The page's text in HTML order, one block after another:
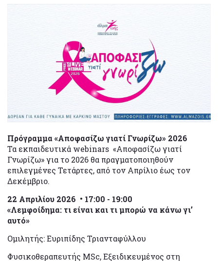
Πρόγραμμα «Αποφασίζω γιατί Γνωρίζω» 2026
Τα εκπαιδευτικά webinars «Αποφασίζω γιατί
Γνωρίζω» για το 2026 θα πραγματοποιηθούν
επιλεγμένες Τετάρτες, από τον Απρίλιο έως τον
Δεκέμβριο.
22 Απριλίου 2026 • 17:00 - 19:00
«Λεμφοίδημα: τι είναι και τι μπορώ να κάνω γι’
αυτό»
Ομιλητής: Ευριπίδης Τριανταφύλλου
Φυσικοθεραπευτής MSc, Εξειδικευμένος στη